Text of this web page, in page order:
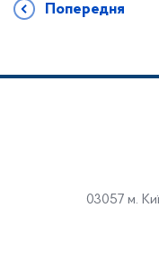
Попередня
03057 м.